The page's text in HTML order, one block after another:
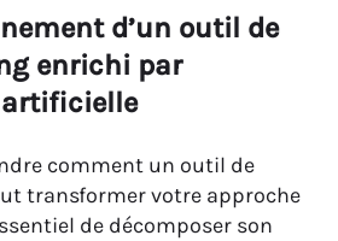
d’un outil de
enrichi par
artificielle
comment un outil de
transformer votre approche
de décomposer son